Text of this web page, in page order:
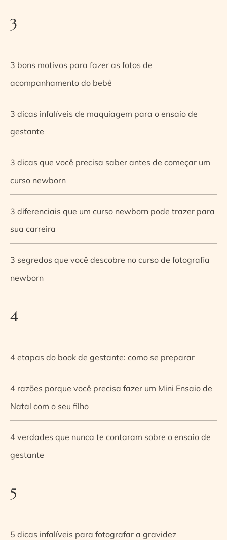
3
3 bons motivos para fazer as fotos de
acompanhamento do bebê
3 dicas infalíveis de maquiagem para o ensaio de
gestante
3 dicas que você precisa saber antes de começar um
curso newborn
3 diferenciais que um curso newborn pode trazer para
sua carreira
3 segredos que você descobre no curso de fotografia
newborn
4
4 etapas do book de gestante: como se preparar
4 razões porque você precisa fazer um Mini Ensaio de
Natal com o seu filho
4 verdades que nunca te contaram sobre o ensaio de
gestante
5
5 dicas infalíveis para fotografar a gravidez